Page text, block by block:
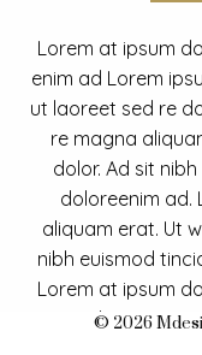
Lorem at ipsum
enim ad Lorem
ut laoreet sed re
re magna
dolor. Ad sit
doloreenim ad.
aliquam erat. Ut
nibh euismod
Lorem at ipsum
enim ad Lorem
© 2026